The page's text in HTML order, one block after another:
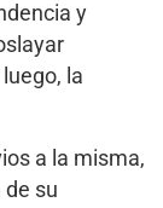
y
la
a la misma,
de su